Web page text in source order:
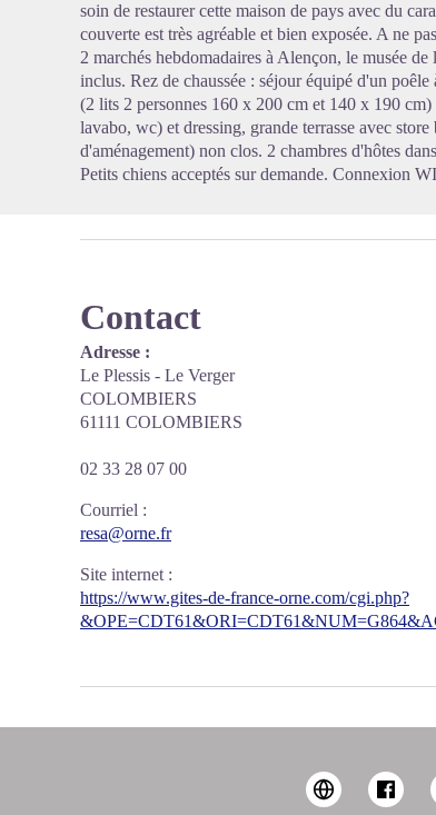
soin de restaurer cette maison de pays avec du
couverte est très agréable et bien exposée. A ne
2 marchés hebdomadaires à Alençon, le musée
inclus. Rez de chaussée : séjour équipé d'un
(2 lits 2 personnes 160 x 200 cm et 140 x 190
lavabo, wc) et dressing, grande terrasse avec
d'aménagement) non clos. 2 chambres d'hôtes
Petits chiens acceptés sur demande. Connexion
Contact
Adresse :
Le Plessis - Le Verger
COLOMBIERS
61111 COLOMBIERS
02 33 28 07 00
Courriel :
resa@orne.fr
Site internet :
https://www.gites-de-france-orne.com/cgi.php?